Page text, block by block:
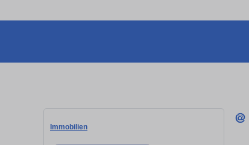
Immobilien